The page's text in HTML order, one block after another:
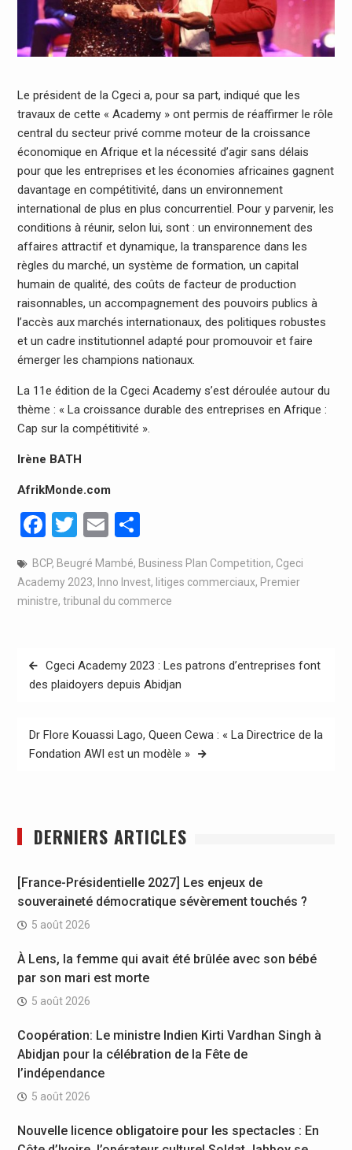
Le président de la Cgeci a, pour sa part, indiqué que les
travaux de cette « Academy » ont permis de réaffirmer le rôle
central du secteur privé comme moteur de la croissance
économique en Afrique et la nécessité d’agir sans délais
pour que les entreprises et les économies africaines gagnent
davantage en compétitivité, dans un environnement
international de plus en plus concurrentiel. Pour y parvenir, les
conditions à réunir, selon lui, sont : un environnement des
affaires attractif et dynamique, la transparence dans les
règles du marché, un système de formation, un capital
humain de qualité, des coûts de facteur de production
raisonnables, un accompagnement des pouvoirs publics à
l’accès aux marchés internationaux, des politiques robustes
et un cadre institutionnel adapté pour promouvoir et faire
émerger les champions nationaux.
La 11e édition de la Cgeci Academy s’est déroulée autour du
thème : « La croissance durable des entreprises en Afrique :
Cap sur la compétitivité ».
Irène BATH
AfrikMonde.com
Facebook
Twitter
EmailPartager
BCP, Beugré Mambé, Business Plan Competition, Cgeci
Academy 2023, Inno Invest, litiges commerciaux, Premier
ministre, tribunal du commerce
Navigation
de
Cgeci Academy 2023 : Les patrons d’entreprises font
des plaidoyers depuis Abidjan
Dr Flore Kouassi Lago, Queen Cewa : « La Directrice de la
Fondation AWI est un modèle »
DERNIERS ARTICLES
[France-Présidentielle 2027] Les enjeux de
souveraineté démocratique sévèrement touchés ?
5 août 2026
À Lens, la femme qui avait été brûlée avec son bébé
par son mari est morte
5 août 2026
Coopération: Le ministre Indien Kirti Vardhan Singh à
Abidjan pour la célébration de la Fête de
l’indépendance
5 août 2026
Nouvelle licence obligatoire pour les spectacles : En